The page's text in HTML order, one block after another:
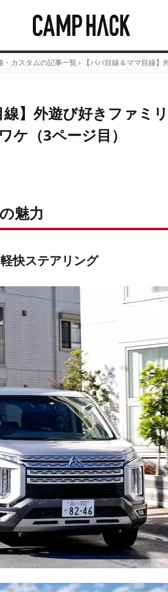
・カスタムの記事一覧 › 【パパ目線＆ママ目線
線】外遊び好きファミ
ケ（3ページ目）
魅力
快ステアリング